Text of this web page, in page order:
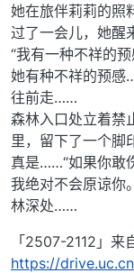
她在旅伴莉莉的照
过了一会儿，她醒
“我有一种不祥的
她有种不祥的预感
往前走……
森林入口处立着禁
里，留下了一个脚
真是……“如果你敢
我绝对不会原谅你
林深处……
「2507-2112」来
https://